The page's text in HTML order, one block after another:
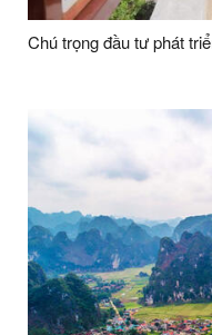
Chú trọng đầu tư phát